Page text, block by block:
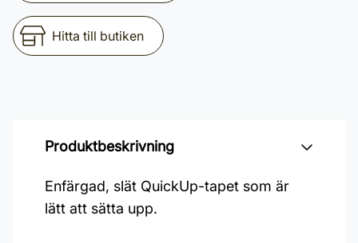
Hitta till butiken
Produktbeskrivning
Enfärgad, slät QuickUp-tapet som är
lätt att sätta upp.